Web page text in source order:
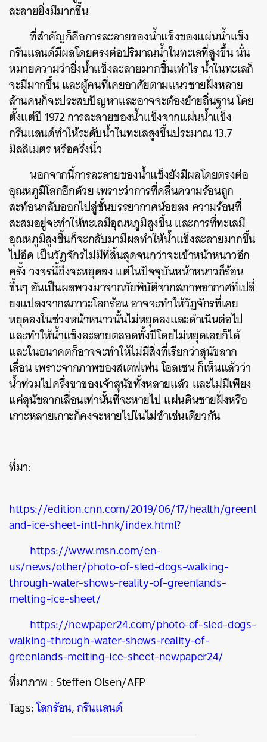
ละลายยิ่งมีมากขึ้น
ที่สำคัญก็คือการละลายของน้ำแข็งของแผ่นน้ำแข็ง
กรีนแลนด์มีผลโดยตรงต่อปริมาณน้ำในทะเลที่สูงขึ้นนั่น
หมายความว่ายิ่งน้ำแข็งละลายมากขึ้นเท่าไรน้ำในทะเลก็
จะมีมากขึ้นและผู้คนที่เคยอาศัยตามแนวชายฝั่งหลาย
ล้านคนก็จะประสบปัญหาและอาจจะต้องย้ายถิ่นฐานโดย
ตั้งแต่ปี1972การละลายของน้ำแข็งจากแผ่นน้ำแข็ง
กรีนแลนด์ทำให้ระดับน้ำในทะเลสูงขึ้นประมาณ13.7
มิลลิเมตรหรือครึ่งนิ้ว
นอกจากนี้การละลายของน้ำแข็งยังมีผลโดยตรงต่อ
อุณหภูมิโลกอีกด้วยเพราะว่าการที่คลื่นความร้อนถูก
สะท้อนกลับออกไปสู่ชั้นบรรยากาศน้อยลง ความร้อนที่
สะสมอยู่จะทำให้ทะเลมีอุณหภูมิสูงขึ้นและการที่ทะเลมี
อุณหภูมิสูงขึ้นก็จะกลับมามีผลทำให้น้ำแข็งละลายมากขึ้น
ไปอืดเป็นวัฏจักรไม่มีที่สิ้นสุดจนกว่าจะเข้าหน้าหนาวอีก
ครั้งวงจรนี้ถึงจะหยุดลงแต่ในปัจจุบันหน้าหนาวก็ร้อน
ขึ้นๆอันเป็นผลพวงมาจากภัยพิบัติจากสภาพอากาศที่เปลี่
ยงแปลงจากสภาวะโลกร้อนอาจจะทำให้วัฏจักรที่เคย
หยุดลงในช่วงหน้าหนาวนั้นไม่หยุดลงและดำเนินต่อไป
และทำให้น้ำแข็งละลายตลอดทั้งปีโดยไม่หยุดเลยก็ได้
และในอนาคตก็อาจจะทำให้ไม่มีสิ่งที่เรียกว่าสุนัขลาก
เลื่อนเพราะจากภาพของสเตฟเฟนโอลเซนก็เห็นแล้วว่า
น้ำท่วมไปครึ่งขาของเจ้าสุนัขทั้งหลายแล้ว และไม่มีเพียง
แค่สุนัขลากเลื่อนเท่านั้นที่จะหายไป แผ่นดินชายฝั่งหรือ
เกาะหลายเกาะก็คงจะหายไปในไม่ช้าเช่นเดียวกัน
ที่มา:
https://edition.cnn.com/2019/06/17/health/greenl
and-ice-sheet-intl-hnk/index.html?
https://www.msn.com/en-
us/news/other/photo-of-sled-dogs-walking-
through-water-shows-reality-of-greenlands-
melting-ice-sheet/
https://newpaper24.com/photo-of-sled-dogs-
walking-through-water-shows-reality-of-
greenlands-melting-ice-sheet-newpaper24/
ที่มาภาพ : Steffen Olsen/AFP
Tags:โลกร้อน,กรีนแลนด์
ค้นหา
SHARE TWEET LINE EMAIL